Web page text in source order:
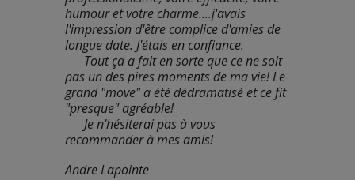
humour et votre charme....j'avais
l'impression d'être complice d'amies de
longue date. J'étais en confiance.
Tout ça a fait en sorte que ce ne soit
pas un des pires moments de ma vie! Le
grand "move" a été dédramatisé et ce fit
"presque" agréable!
Je n'hésiterai pas à vous
recommander à mes amis!
Andre Lapointe